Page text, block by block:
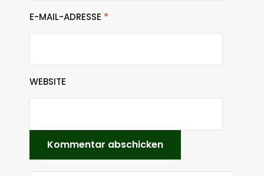
E-MAIL-ADRESSE *
WEBSITE